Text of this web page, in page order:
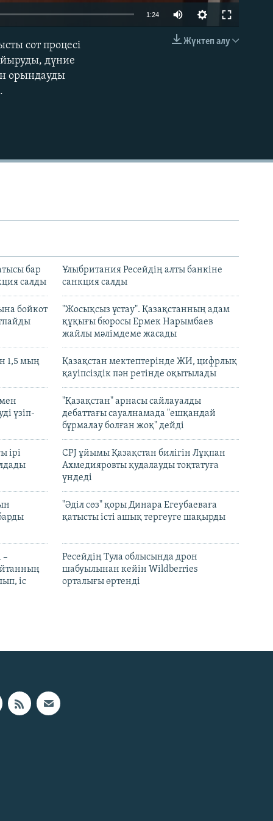
EMBED
1:24
Жүктеп алу
сот процесі
дүние
орындауды
бар
салды
Ұлыбритания Ресейдің алты банкіне
санкция салды
бойкот
"Жосықсыз ұстау". Қазақстанның адам
құқығы бюросы Ермек Нарымбаев
жайлы мәлімдеме жасады
1,5 мың
Қазақстан мектептерінде ЖИ, цифрлық
қауіпсіздік пән ретінде оқытылады
үзіп-
"Қазақстан" арнасы сайлауалды
дебаттағы сауалнамада "ешқандай
бұрмалау болған жоқ" дейді
ірі
CPJ ұйымы Қазақстан билігін Лұқпан
Ахмедияровты қудалауды тоқтатуға
үндеді
"Әділ сөз" қоры Динара Егеубаеваға
қатысты істі ашық тергеуге шақырды
–
іс
Ресейдің Тула облысында дрон
шабуылынан кейін Wildberries
орталығы өртенді